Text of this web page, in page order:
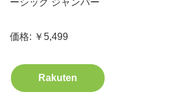
ーシック ジャンパー
価格: ￥5,499
Rakuten